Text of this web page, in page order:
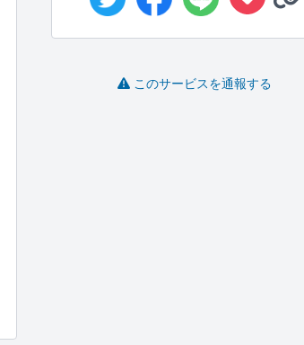
このサービスを通報する